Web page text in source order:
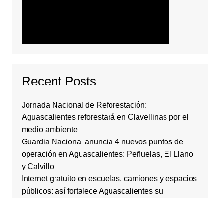
Recent Posts
Jornada Nacional de Reforestación:
Aguascalientes reforestará en Clavellinas por el
medio ambiente
Guardia Nacional anuncia 4 nuevos puntos de
operación en Aguascalientes: Peñuelas, El Llano
y Calvillo
Internet gratuito en escuelas, camiones y espacios
públicos: así fortalece Aguascalientes su